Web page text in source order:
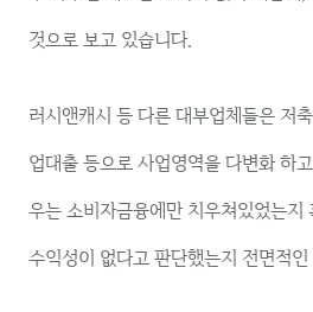
것으로 보고 있습니다.
러시앤캐시 등 다른 대부업체들은 저
업대출 등으로 사업영역을 다변화 하
우는 소비자금융에만 치우쳐있었는지
수익성이 없다고 판단했는지 전면적